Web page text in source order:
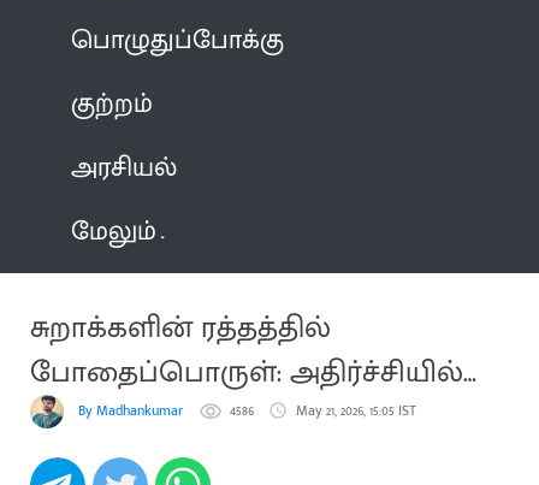
பொழுதுப்போக்கு
குற்றம்
அரசியல்
மேலும்
சுறாக்களின் ரத்தத்தில்
போதைப்பொருள்: அதிர்ச்சியில்
ஆராய்ச்சியாளர்கள்
By Madhankumar 4586 May 21, 2026, 15:05 IST